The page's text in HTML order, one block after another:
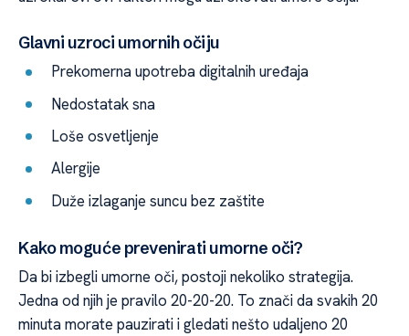
Glavni uzroci umornih očiju
Prekomerna upotreba digitalnih uređaja
Nedostatak sna
Loše osvetljenje
Alergije
Duže izlaganje suncu bez zaštite
Kako moguće prevenirati umorne oči?
Da bi izbegli umorne oči, postoji nekoliko strategija.
Jedna od njih je pravilo 20-20-20. To znači da svakih 20
minuta morate pauzirati i gledati nešto udaljeno 20